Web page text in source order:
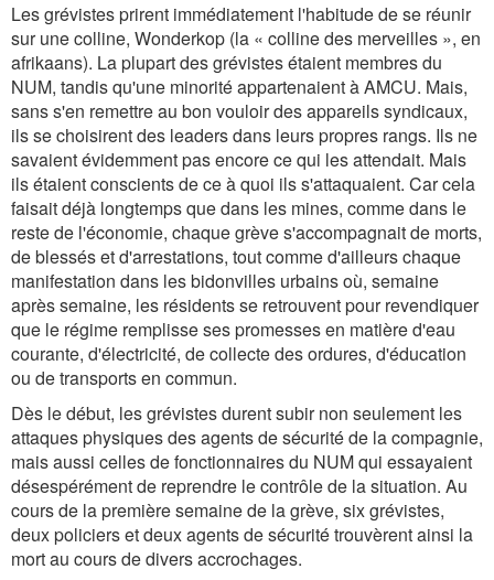
Les grévistes prirent immédiatement l'habitude de se réunir
sur une colline, Wonderkop (la « colline des merveilles », en
afrikaans). La plupart des grévistes étaient membres du
NUM, tandis qu'une minorité appartenaient à AMCU. Mais,
sans s'en remettre au bon vouloir des appareils syndicaux,
ils se choisirent des leaders dans leurs propres rangs. Ils ne
savaient évidemment pas encore ce qui les attendait. Mais
ils étaient conscients de ce à quoi ils s'attaquaient. Car cela
faisait déjà longtemps que dans les mines, comme dans le
reste de l'économie, chaque grève s'accompagnait de morts,
de blessés et d'arrestations, tout comme d'ailleurs chaque
manifestation dans les bidonvilles urbains où, semaine
après semaine, les résidents se retrouvent pour revendiquer
que le régime remplisse ses promesses en matière d'eau
courante, d'électricité, de collecte des ordures, d'éducation
ou de transports en commun.
Dès le début, les grévistes durent subir non seulement les
attaques physiques des agents de sécurité de la compagnie,
mais aussi celles de fonctionnaires du NUM qui essayaient
désespérément de reprendre le contrôle de la situation. Au
cours de la première semaine de la grève, six grévistes,
deux policiers et deux agents de sécurité trouvèrent ainsi la
mort au cours de divers accrochages.